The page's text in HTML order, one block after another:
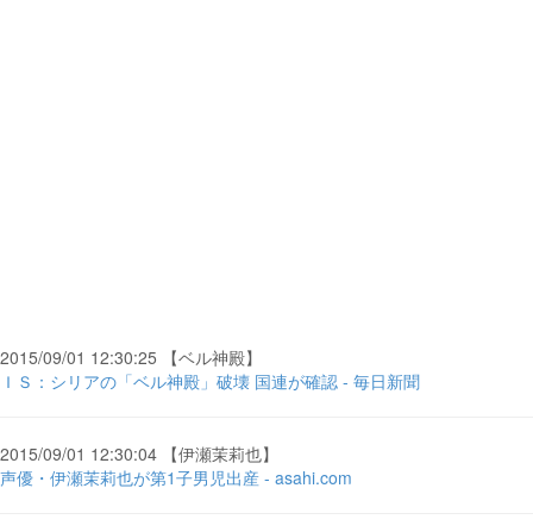
2015/09/01 12:30:25 【ベル神殿】
ＩＳ：シリアの「ベル神殿」破壊 国連が確認 - 毎日新聞
2015/09/01 12:30:04 【伊瀬茉莉也】
声優・伊瀬茉莉也が第1子男児出産 - asahi.com